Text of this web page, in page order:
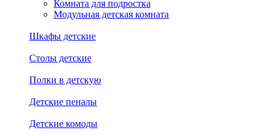
Комната для подростка
Модульная детская комната
Шкафы детские
Столы детские
Полки в детскую
Детские пеналы
Детские комоды